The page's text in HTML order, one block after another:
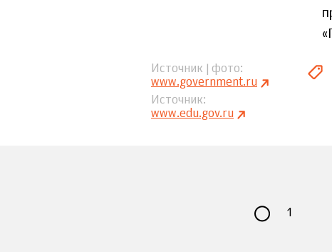
Источник | фото
www.government.ru
Источник
www.edu.gov.ru
1